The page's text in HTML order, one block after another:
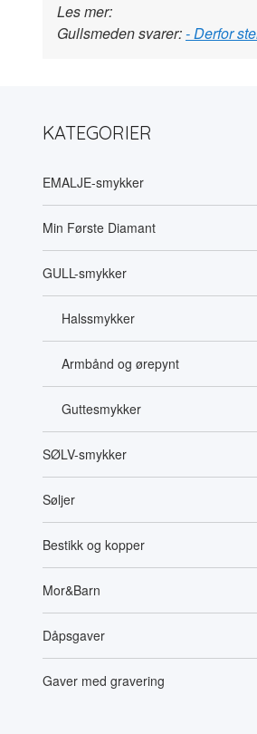
Les mer:
Gullsmeden svarer:- Derfor
KATEGORIER
EMALJE-smykker
Min Første Diamant
GULL-smykker
Halssmykker
Armbånd og ørepynt
Guttesmykker
SØLV-smykker
Søljer
Bestikk og kopper
Mor&Barn
Dåpsgaver
Gaver med gravering